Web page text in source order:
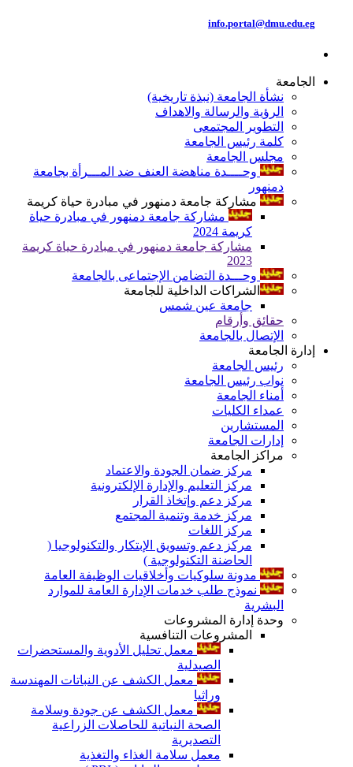
info.portal@dmu.edu.eg
الجامعة
نشأة الجامعة (نبذة تاريخية)
الرؤية والرسالة والاهداف
التطوير المجتمعى
كلمة رئيس الجامعة
مجلس الجامعة
وحــــدة مناهضة العنف ضد المـــرأة بجامعة
دمنهور
مشاركة جامعة دمنهور في مبادرة حياة كريمة
مشاركة جامعة دمنهور في مبادرة حياة
كريمة 2024
مشاركة جامعة دمنهور في مبادرة حياة كريمة
2023
وحـــدة التضامن الإجتماعى بالجامعة
الشراكات الداخلية للجامعة
جامعة عين شمس
حقائق وأرقام
الإتصال بالجامعة
إدارة الجامعة
رئيس الجامعة
نواب رئيس الجامعة
أمناء الجامعة
عمداء الكليات
المستشارين
إدارات الجامعة
مراكز الجامعة
مركز ضمان الجودة والاعتماد
مركز التعليم والإدارة الإلكترونية
مركز دعم وإتخاذ القرار
مركز خدمة وتنمية المجتمع
مركز اللغات
مركز دعم وتسويق الإبتكار والتكنولوجيا (
الحاضنة التكنولوجية )
مدونة سلوكيات وأخلاقيات الوظيفة العامة
نموذج طلب خدمات الإدارة العامة للموارد
البشرية
وحدة إدارة المشروعات
المشروعات التنافسية
معمل تحليل الأدوية والمستحضرات
الصيدلية
معمل الكشف عن النباتات المهندسة
وراثيا
معمل الكشف عن جودة وسلامة
الصحة النباتية للحاصلات الزراعية
التصديرية
معمل سلامة الغذاء والتغذية